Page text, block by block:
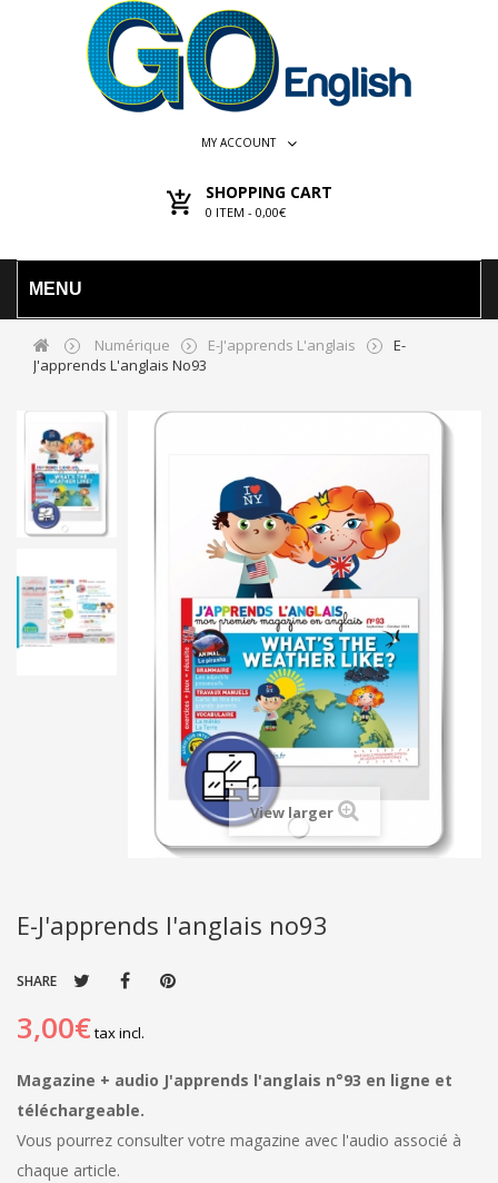
MY ACCOUNT
SHOPPING CART
0 ITEM - 0,00€
MENU
Numérique E-J'apprends L'anglais
E-
J'apprends L'anglais No93
View larger
E-J'apprends l'anglais no93
SHARE
3,00€tax incl.
Magazine + audio J'apprends l'anglais n°93 en ligne et
téléchargeable.
Vous pourrez consulter votre magazine avec l'audio associé à
chaque article.